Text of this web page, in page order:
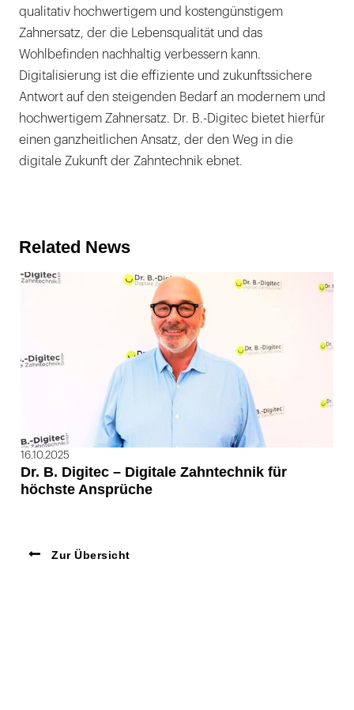
qualitativ hochwertigem und kostengünstigem
Zahnersatz, der die Lebensqualität und das
Wohlbefinden nachhaltig verbessern kann.
Digitalisierung ist die effiziente und zukunftssichere
Antwort auf den steigenden Bedarf an modernem und
hochwertigem Zahnersatz. Dr. B.-Digitec bietet hierfür
einen ganzheitlichen Ansatz, der den Weg in die
digitale Zukunft der Zahntechnik ebnet.
Related News
16.10.2025
Dr. B. Digitec – Digitale Zahntechnik für
höchste Ansprüche
Zur Übersicht